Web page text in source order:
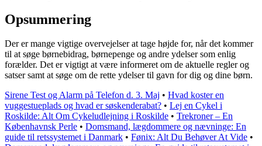
Opsummering
Der er mange vigtige overvejelser at tage højde for, når det kommer
til at søge børnebidrag, børnepenge og andre ydelser som enlig
forælder. Det er vigtigt at være informeret om de aktuelle regler og
satser samt at søge om de rette ydelser til gavn for dig og dine børn.
Sirene Test og Alarm på Telefon d. 3. Maj • Hvad koster en
vuggestueplads og hvad er søskenderabat? • Lej en Cykel i
Roskilde: Alt Om Cykeludlejning i Roskilde • Trekroner – En
Københavnsk Perle • Domsmand, lægdommere og nævninge: En
guide til retssystemet i Danmark • Fønix: Alt Du Behøver At Vide •